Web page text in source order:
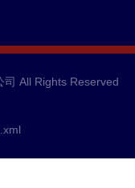
All Rights Reserved